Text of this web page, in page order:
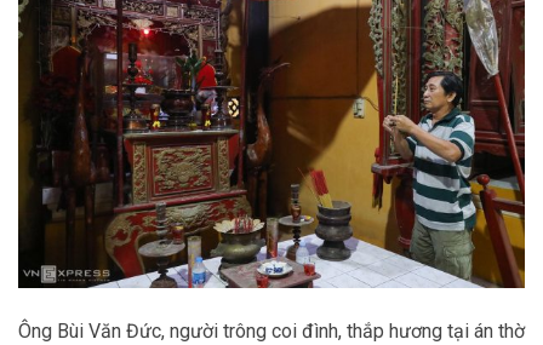
Ông Bùi Văn Đức, người trông coi đình, thắp hương tại án thờ